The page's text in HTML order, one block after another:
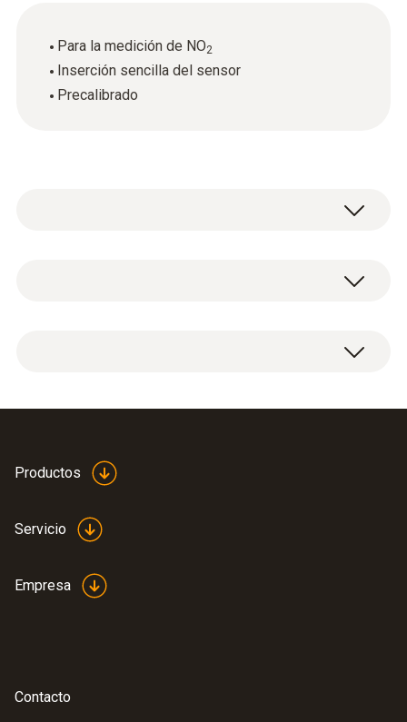
Para la medición de NO2
Inserción sencilla del sensor
Precalibrado
Plastic
Color del producto
Productos
Servicio
Empresa
Contacto